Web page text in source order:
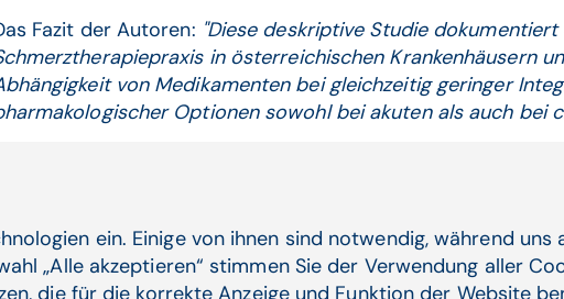
Fazit der Autoren: "Diese deskriptive Studie
in österreichischen Krankenhäusern
von Medikamenten bei gleichzeitig geringer
Optionen sowohl bei akuten als auch bei
ein. Einige von ihnen sind notwendig, während
„Alle akzeptieren“ stimmen Sie der Verwendung aller